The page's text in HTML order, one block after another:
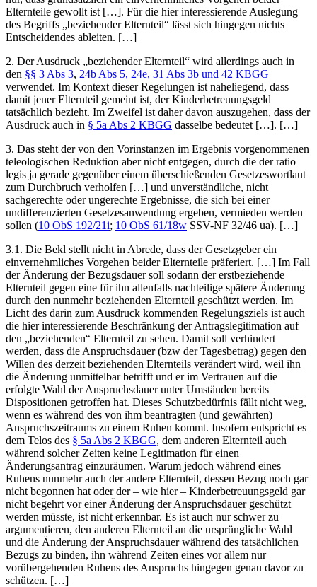
Elternteile gewollt ist […]. Für die hier interessierende Auslegung
des Begriffs „beziehender Elternteil“ lässt sich hingegen nichts
Entscheidendes ableiten. […]
2. Der Ausdruck „beziehender Elternteil“ wird allerdings auch in
den §§ 3 Abs 3, 24b Abs 5, 24e, 31 Abs 3b und 42 KBGG
verwendet. Im Kontext dieser Regelungen ist naheliegend, dass
damit jener Elternteil gemeint ist, der Kinderbetreuungsgeld
tatsächlich bezieht. Im Zweifel ist daher davon auszugehen, dass der
Ausdruck auch in § 5a Abs 2 KBGG dasselbe bedeutet […]. […]
3. Das steht der von den Vorinstanzen im Ergebnis vorgenommenen
teleologischen Reduktion aber nicht entgegen, durch die der ratio
legis ja gerade gegenüber einem überschießenden Gesetzeswortlaut
zum Durchbruch verholfen […] und unverständliche, nicht
sachgerechte oder ungerechte Ergebnisse, die sich bei einer
undifferenzierten Gesetzesanwendung ergeben, vermieden werden
sollen (10 ObS 192/21i; 10 ObS 61/18w SSV-NF 32/46 ua). […]
3.1. Die Bekl stellt nicht in Abrede, dass der Gesetzgeber ein
einvernehmliches Vorgehen beider Elternteile präferiert. […] Im Fall
der Änderung der Bezugsdauer soll sodann der erstbeziehende
Elternteil gegen eine für ihn allenfalls nachteilige spätere Änderung
durch den nunmehr beziehenden Elternteil geschützt werden. Im
Licht des darin zum Ausdruck kommenden Regelungsziels ist auch
die hier interessierende Beschränkung der Antragslegitimation auf
den „beziehenden“ Elternteil zu sehen. Damit soll verhindert
werden, dass die Anspruchsdauer (bzw der Tagesbetrag) gegen den
Willen des derzeit beziehenden Elternteils verändert wird, weil ihn
die Änderung unmittelbar betrifft und er im Vertrauen auf die
erfolgte Wahl der Anspruchsdauer unter Umständen bereits
Dispositionen getroffen hat. Dieses Schutzbedürfnis fällt nicht weg,
wenn es während des von ihm beantragten (und gewährten)
Anspruchszeitraums zu einem Ruhen kommt. Insofern entspricht es
dem Telos des § 5a Abs 2 KBGG, dem anderen Elternteil auch
während solcher Zeiten keine Legitimation für einen
Änderungsantrag einzuräumen. Warum jedoch während eines
Ruhens nunmehr auch der andere Elternteil, dessen Bezug noch gar
nicht begonnen hat oder der – wie hier – Kinderbetreuungsgeld gar
nicht begehrt vor einer Änderung der Anspruchsdauer geschützt
werden müsste, ist nicht erkennbar. Es ist auch nur schwer zu
argumentieren, den anderen Elternteil an die ursprüngliche Wahl
und die Änderung der Anspruchsdauer während des tatsächlichen
Bezugs zu binden, ihn während Zeiten eines vor allem nur
vorübergehenden Ruhens des Anspruchs hingegen genau davor zu
schützen. […]